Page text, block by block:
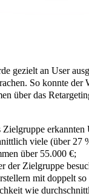
gezielt an User
So konnte der
über das
Zielgruppe erkannten
viele (über 27
über 55.000 €;
der Zielgruppe
mit doppelt so
wie